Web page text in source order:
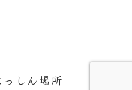
しん場所